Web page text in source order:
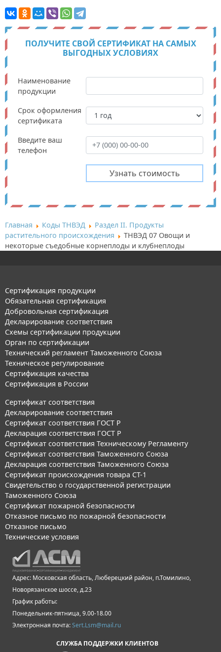
ПОЛУЧИТЕ СВОЙ СЕРТИФИКАТ НА САМЫХ
ВЫГОДНЫХ УСЛОВИЯХ
Наименование
продукции
Срок оформления
сертификата
Введите ваш
телефон
Главная Коды ТНВЭД
Раздел II. Продукты
растительного происхождения
ТНВЭД 07 Овощи и
некоторые съедобные корнеплоды и клубнеплоды
Сертификация продукции
Обязательная сертификация
Добровольная сертификация
Декларирование соответствия
Схемы сертификации продукции
Орган по сертификации
Технический регламент Таможенного Союза
Техническое регулирование
Сертификация качества
Сертификация в России
Сертификат соответствия
Декларирование соответствия
Сертификат соответствия ГОСТ Р
Декларация соответствия ГОСТ Р
Сертификат соответствия Техническому Регламенту
Сертификат соответствия Таможенного Союза
Декларация соответствия Таможенного Союза
Сертификат происхождения товара СТ-1
Свидетельство о государственной регистрации
Таможенного Союза
Сертификат пожарной безопасности
Отказное письмо по пожарной безопасности
Отказное письмо
Технические условия
Адрес: Московская область, Люберецкий район, п.Томилино,
Новорязанское шоссе, д.23
График работы:
Понедельник-пятница, 9.00-18.00
Электронная почта:Sert.Lsm@mail.ru
СЛУЖБА ПОДДЕРЖКИ КЛИЕНТОВ